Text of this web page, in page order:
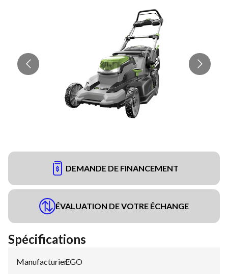
DEMANDE DE FINANCEMENT
ÉVALUATION DE VOTRE ÉCHANGE
Spécifications
Manufacturier:
EGO